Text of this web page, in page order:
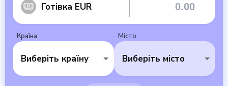
Готівка EUR
Країна
Виберіть країну
Місто
Виберіть місто